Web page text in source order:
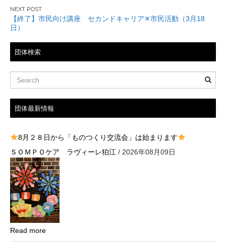
稿
ナ
ビ
ゲ
ー
シ
ン
【終了】市民向け講座 セカンドキャリア✕市民活動（3月18
日）
団体検索
団体最新情報
8月２８日から「ものつくり交流会」は始まります
ＳＯＭＰＯケア ラヴィーレ狛江 / 2026年08月09日
Read more